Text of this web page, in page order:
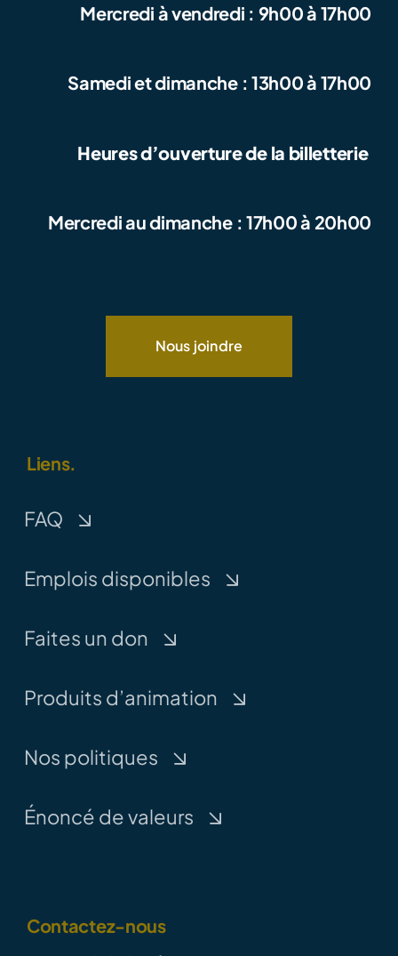
Mercredi à vendredi : 9h00 à 17h00
Samedi et dimanche : 13h00 à 17h00
Heures d’ouverture de la billetterie
Mercredi au dimanche : 17h00 à 20h00
Nous joindre
Liens.
FAQ
Emplois disponibles
Faites un don
Produits d’animation
Nos politiques
Énoncé de valeurs
Contactez-nous